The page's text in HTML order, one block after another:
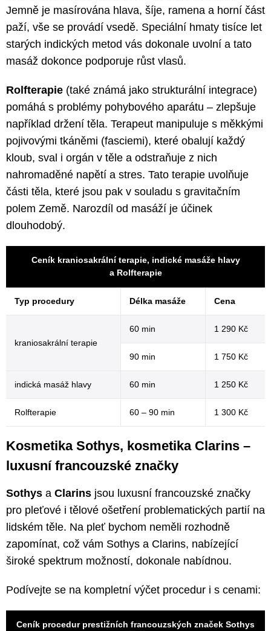
Jemně je masírována hlava, šíje, ramena a horní část
paží, vše se provádí vsedě. Speciální hmaty tisíce let
starých indických metod vás dokonale uvolní a tato
masáž dokonce podporuje růst vlasů.
Rolfterapie (také známá jako strukturální integrace)
pomáhá s problémy pohybového aparátu – zlepšuje
například držení těla. Terapeut manipuluje s měkkými
pojivovými tkáněmi (fasciemi), které obalují každý
kloub, sval i orgán v těle a odstraňuje z nich
nahromaděné napětí a stres. Tato terapie uvolňuje
části těla, které jsou pak v souladu s gravitačním
polem Země. Narozdíl od masáží je účinek
dlouhodobý.
Ceník kraniosakrální terapie, indické masáže hlavy
a Rolfterapie
Typ procedury Délka masáže Cena
kraniosakrální terapie
60 min 1 290 Kč
90 min 1 750 Kč
indická masáž hlavy 60 min 1 250 Kč
Rolfterapie 60 – 90 min 1 300 Kč
Kosmetika Sothys, kosmetika Clarins –
luxusní francouzské značky
Sothys a Clarins jsou luxusní francouzské značky
pro pleťové i tělové ošetření problematických partií na
lidském těle. Na pleť bychom neměli rozhodně
zapomínat, což vám Sothys a Clarins, nabízející
široké spektrum možností, dokonale nabídnou.
Podívejte se na kompletní výčet procedur i s cenami:
Ceník procedur prestižních francouzských značek Sothys